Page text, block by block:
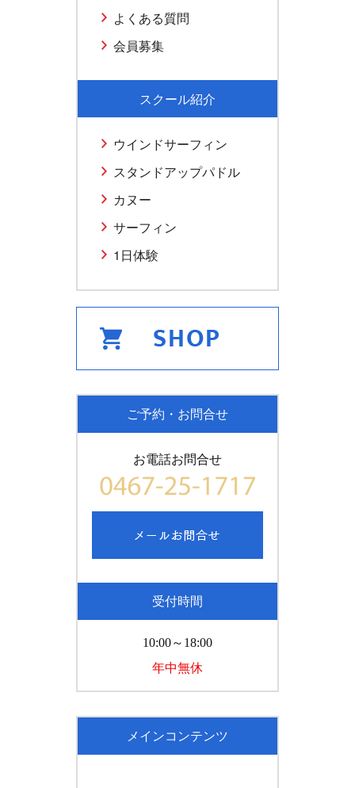
よくある質問
会員募集
スクール紹介
ウインドサーフィン
スタンドアップパドル
カヌー
サーフィン
1日体験
ご予約・お問合せ
お電話お問合せ
受付時間
10:00～18:00
年中無休
メインコンテンツ